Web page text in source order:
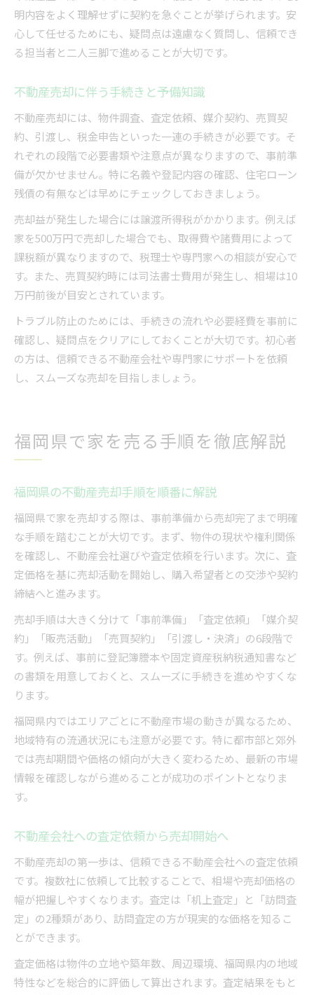
明内容をよく理解せずに契約を急ぐことが挙げられます。安
心して任せるためにも、疑問点は遠慮なく質問し、信頼でき
る担当者と二人三脚で進めることが大切です。
不動産売却に伴う手続きと予備知識
不動産売却には、物件調査、査定依頼、媒介契約、売買契
約、引渡し、税金申告といった一連の手続きが必要です。そ
れぞれの段階で必要書類や注意点が異なりますので、事前準
備が欠かせません。特に名義や登記内容の確認、住宅ローン
残債の有無などは早めにチェックしておきましょう。
売却益が発生した場合には譲渡所得税がかかります。例えば
家を500万円で売却した場合でも、取得費や諸費用によって
課税額が異なりますので、税理士や専門家への相談が安心で
す。また、売買契約時には司法書士費用が発生し、相場は10
万円前後が目安とされています。
トラブル防止のためには、手続きの流れや必要経費を事前に
確認し、疑問点をクリアにしておくことが大切です。初心者
の方は、信頼できる不動産会社や専門家にサポートを依頼
し、スムーズな売却を目指しましょう。
福岡県で家を売る手順を徹底解説
福岡県の不動産売却手順を順番に解説
福岡県で家を売却する際は、事前準備から売却完了まで明確
な手順を踏むことが大切です。まず、物件の現状や権利関係
を確認し、不動産会社選びや査定依頼を行います。次に、査
定価格を基に売却活動を開始し、購入希望者との交渉や契約
締結へと進みます。
売却手順は大きく分けて「事前準備」「査定依頼」「媒介契
約」「販売活動」「売買契約」「引渡し・決済」の6段階で
す。例えば、事前に登記簿謄本や固定資産税納税通知書など
の書類を用意しておくと、スムーズに手続きを進めやすくな
ります。
福岡県内ではエリアごとに不動産市場の動きが異なるため、
地域特有の流通状況にも注意が必要です。特に都市部と郊外
では売却期間や価格の傾向が大きく変わるため、最新の市場
情報を確認しながら進めることが成功のポイントとなりま
す。
不動産会社への査定依頼から売却開始へ
不動産売却の第一歩は、信頼できる不動産会社への査定依頼
です。複数社に依頼して比較することで、相場や売却価格の
幅が把握しやすくなります。査定は「机上査定」と「訪問査
定」の2種類があり、訪問査定の方が現実的な価格を知るこ
とができます。
査定価格は物件の立地や築年数、周辺環境、福岡県内の地域
特性などを総合的に評価して算出されます。査定結果をもと